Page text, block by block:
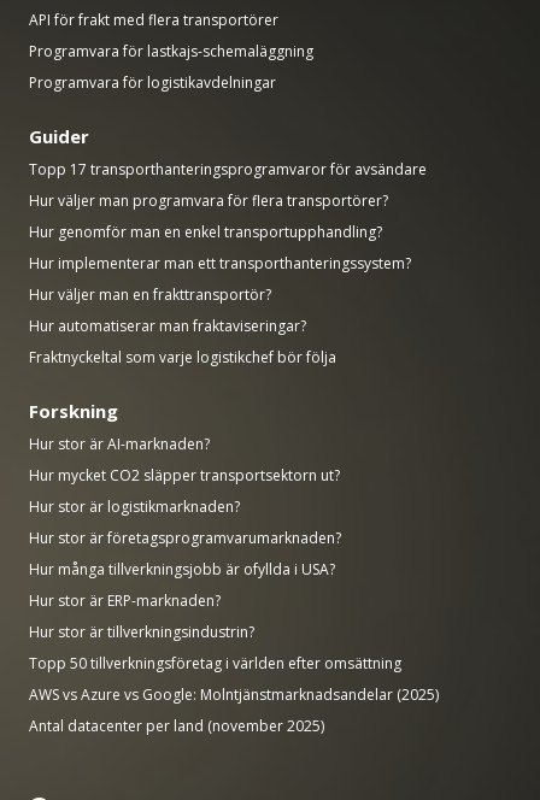
API för frakt med flera transportörer
Programvara för lastkajs-schemaläggning
Programvara för logistikavdelningar
Guider
Topp 17 transporthanteringsprogramvaror för avsändare
Hur väljer man programvara för flera transportörer?
Hur genomför man en enkel transportupphandling?
Hur implementerar man ett transporthanteringssystem?
Hur väljer man en frakttransportör?
Hur automatiserar man fraktaviseringar?
Fraktnyckeltal som varje logistikchef bör följa
Forskning
Hur stor är AI-marknaden?
Hur mycket CO2 släpper transportsektorn ut?
Hur stor är logistikmarknaden?
Hur stor är företagsprogramvarumarknaden?
Hur många tillverkningsjobb är ofyllda i USA?
Hur stor är ERP-marknaden?
Hur stor är tillverkningsindustrin?
Topp 50 tillverkningsföretag i världen efter omsättning
AWS vs Azure vs Google: Molntjänstmarknadsandelar (2025)
Antal datacenter per land (november 2025)